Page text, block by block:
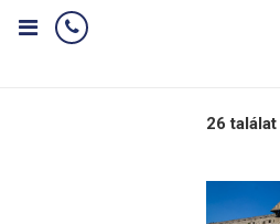
26 találat